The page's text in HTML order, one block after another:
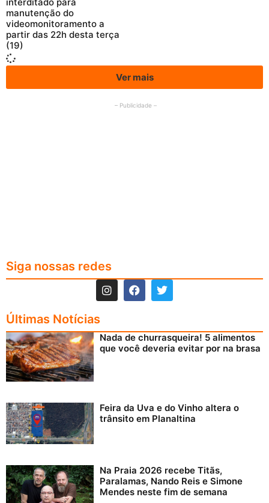
manutenção do
videomonitoramento a
partir das 22h desta terça
(19)
Ver mais
– Publicidade –
Siga nossas redes
Últimas Notícias
Nada de churrasqueira! 5 alimentos
que você deveria evitar por na brasa
Feira da Uva e do Vinho altera o
trânsito em Planaltina
Na Praia 2026 recebe Titãs,
Paralamas, Nando Reis e Simone
Mendes neste fim de semana